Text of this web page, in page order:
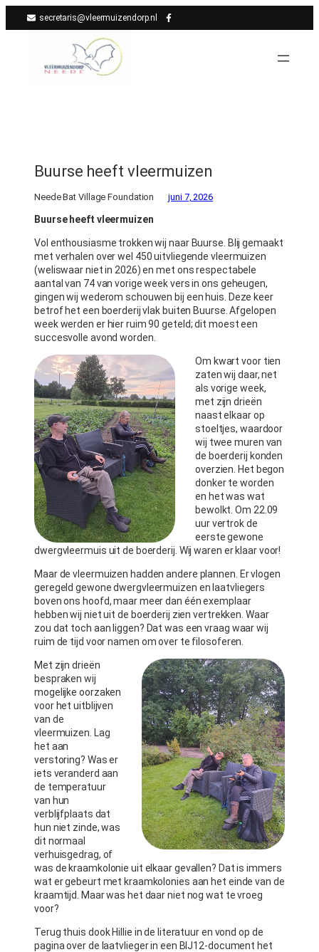
secretaris@vleermuizendorp.nl
Buurse heeft vleermuizen
Neede Bat Village Foundation juni 7, 2026
Buurse heeft vleermuizen
Vol enthousiasme trokken wij naar Buurse. Blij gemaakt
met verhalen over wel 450 uitvliegende vleermuizen
(weliswaar niet in 2026) en met ons respectabele
aantal van 74 van vorige week vers in ons geheugen,
gingen wij wederom schouwen bij een huis. Deze keer
betrof het een boerderij vlak buiten Buurse. Afgelopen
week werden er hier ruim 90 geteld; dit moest een
succesvolle avond worden.
Om kwart voor tien
zaten wij daar, net
als vorige week,
met zijn drieën
naast elkaar op
stoeltjes, waardoor
wij twee muren van
de boerderij konden
overzien. Het begon
donker te worden
en het was wat
bewolkt. Om 22.09
uur vertrok de
eerste gewone
dwergvleermuis uit de boerderij. Wij waren er klaar voor!
Maar de vleermuizen hadden andere plannen. Er vlogen
geregeld gewone dwergvleermuizen en laatvliegers
boven ons hoofd, maar meer dan één exemplaar
hebben wij niet uit de boerderij zien vertrekken. Waar
zou dat toch aan liggen? Dat was een vraag waar wij
ruim de tijd voor namen om over te filosoferen.
Met zijn drieën
bespraken wij
mogelijke oorzaken
voor het uitblijven
van de
vleermuizen. Lag
het aan
verstoring? Was er
iets veranderd aan
de temperatuur
van hun
verblijfplaats dat
hun niet zinde, was
dit normaal
verhuisgedrag, of
was de kraamkolonie uit elkaar gevallen? Dat is immers
wat er gebeurt met kraamkolonies aan het einde van de
kraamtijd. Maar was het daar niet nog wat te vroeg
voor?
Terug thuis dook Hillie in de literatuur en vond op de
pagina over de laatvlieger in een BIJ12-document het